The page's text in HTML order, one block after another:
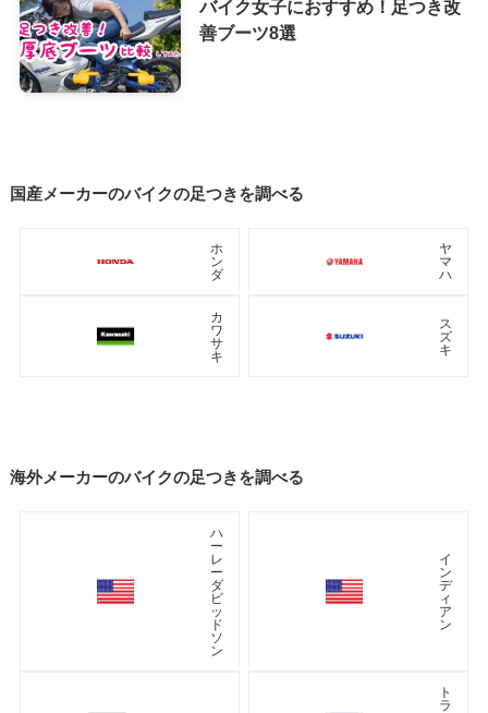
バイク女子におすすめ！足つき改
善ブーツ8選
国産メーカーのバイクの足つきを調べる
ホ
ン
ダ
ヤ
マ
ハ
カ
ワ
サ
キ
ス
ズ
キ
海外メーカーのバイクの足つきを調べる
ハ
ー
レ
ー
ダ
ビ
ッ
ド
ソ
ン
イ
ン
デ
ィ
ア
ン
ト
ラ